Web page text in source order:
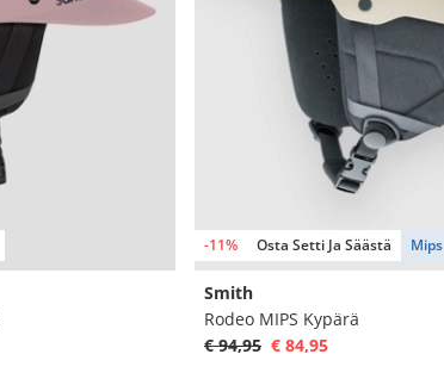
-11% Osta Setti Ja Säästä Mips
Smith
Rodeo MIPS Kypärä
€ 94,95 € 84,95